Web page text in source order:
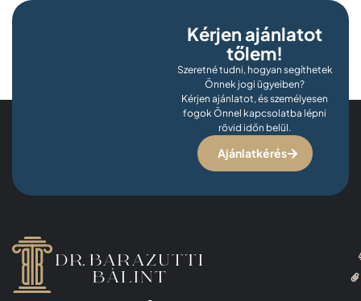
Kérjen ajánlatot
tőlem!
Szeretné tudni, hogyan segíthetek
Önnek jogi ügyeiben?
Kérjen ajánlatot, és személyesen
fogok Önnel kapcsolatba lépni
rövid időn belül.
Ajánlatkérés